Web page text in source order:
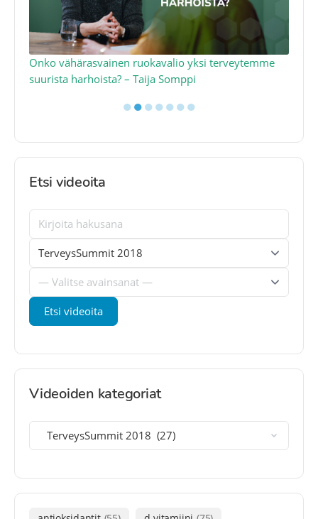
Onko vähärasvainen ruokavalio yksi terveytemme
suurista harhoista? – Taija Somppi
●●●●●●●
Etsi videoita
Videoiden kategoriat